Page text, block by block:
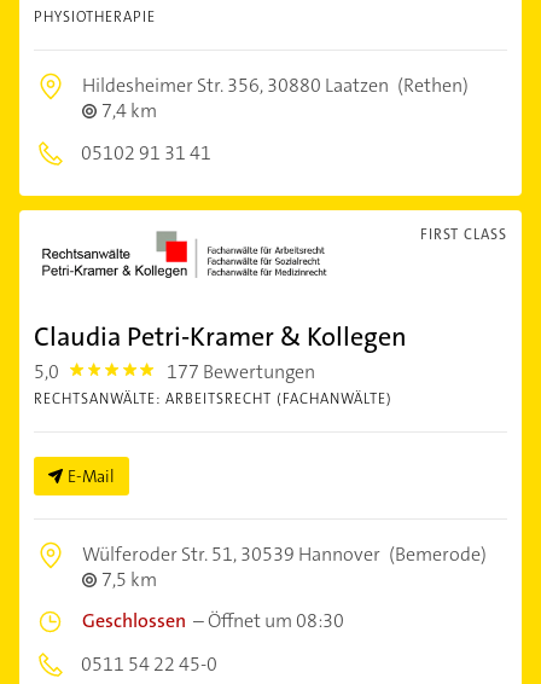
PHYSIOTHERAPIE
Hildesheimer Str. 356,30880 Laatzen (Rethen)
7,4 km
05102 91 31 41
FIRST CLASS
Claudia Petri-Kramer & Kollegen
5,0 5.0 177 Bewertungen
RECHTSANWÄLTE: ARBEITSRECHT (FACHANWÄLTE)
E-Mail
Wülferoder Str. 51,30539 Hannover (Bemerode)
7,5 km
Geschlossen –Öffnet um 08:30
0511 54 22 45-0